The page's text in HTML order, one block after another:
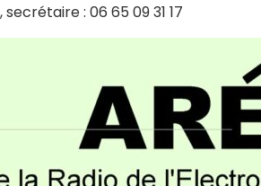
: 06 65 09 31 17